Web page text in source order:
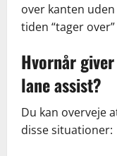
over kanten
tiden “tager
Hvornår
lane assist?
Du kan overveje
disse situationer: